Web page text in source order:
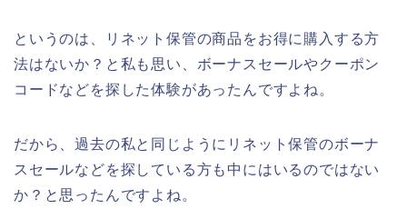
というのは、リネット保管の商品をお得に購入する方
法はないか？と私も思い、ボーナスセールやクーポン
コードなどを探した体験があったんですよね。
だから、過去の私と同じようにリネット保管のボーナ
スセールなどを探している方も中にはいるのではない
か？と思ったんですよね。